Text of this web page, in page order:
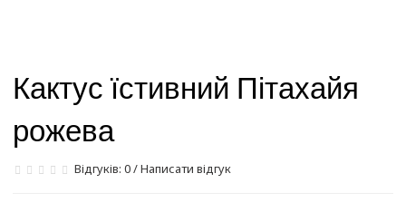
Кактус їстивний Пітахайя
рожева
Відгуків: 0/Написати відгук